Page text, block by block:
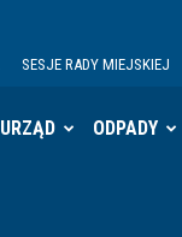
SESJE RADY MIEJSKIEJ
URZĄD ODPADY